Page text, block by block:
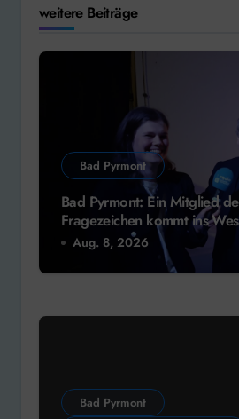
weitere Beiträge
Bad Pyrmont
Bad Pyrmont: Ein Mitglied
Fragezeichen kommt ins
Aug. 8, 2026
Bad Pyrmont